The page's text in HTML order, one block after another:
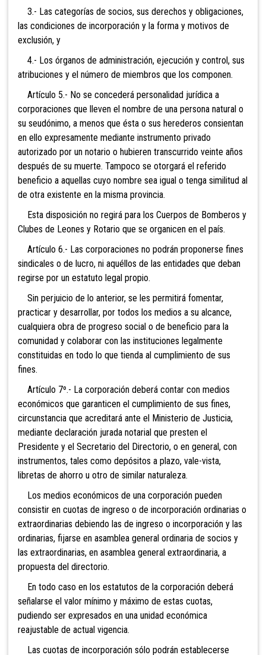
3.- Las categorías de socios, sus derechos y obligaciones,
las condiciones de incorporación y la forma y motivos de
exclusión, y
4.- Los órganos de administración, ejecución y control, sus
atribuciones y el número de miembros que los componen.
Artículo 5.- No se concederá personalidad jurídica a
corporaciones que lleven el nombre de una persona natural o
su seudónimo, a menos que ésta o sus herederos consientan
en ello expresamente mediante instrumento privado
autorizado por un notario o hubieren transcurrido veinte años
después de su muerte. Tampoco se otorgará el referido
beneficio a aquellas cuyo nombre sea igual o tenga similitud al
de otra existente en la misma provincia.
Esta disposición no regirá para los Cuerpos de Bomberos y
Clubes de Leones y Rotario que se organicen en el país.
Artículo 6.- Las corporaciones no podrán proponerse fines
sindicales o de lucro, ni aquéllos de las entidades que deban
regirse por un estatuto legal propio.
Sin perjuicio de lo anterior, se les permitirá fomentar,
practicar y desarrollar, por todos los medios a su alcance,
cualquiera obra de progreso social o de beneficio para la
comunidad y colaborar con las instituciones legalmente
constituidas en todo lo que tienda al cumplimiento de sus
fines.
Artículo 7º.- La corporación deberá contar con medios
económicos que garanticen el cumplimiento de sus fines,
circunstancia que acreditará ante el Ministerio de Justicia,
mediante declaración jurada notarial que presten el
Presidente y el Secretario del Directorio, o en general, con
instrumentos, tales como depósitos a plazo, vale-vista,
libretas de ahorro u otro de similar naturaleza.
Los medios económicos de una corporación pueden
consistir en cuotas de ingreso o de incorporación ordinarias o
extraordinarias debiendo las de ingreso o incorporación y las
ordinarias, fijarse en asamblea general ordinaria de socios y
las extraordinarias, en asamblea general extraordinaria, a
propuesta del directorio.
En todo caso en los estatutos de la corporación deberá
señalarse el valor mínimo y máximo de estas cuotas,
pudiendo ser expresados en una unidad económica
reajustable de actual vigencia.
Las cuotas de incorporación sólo podrán establecerse